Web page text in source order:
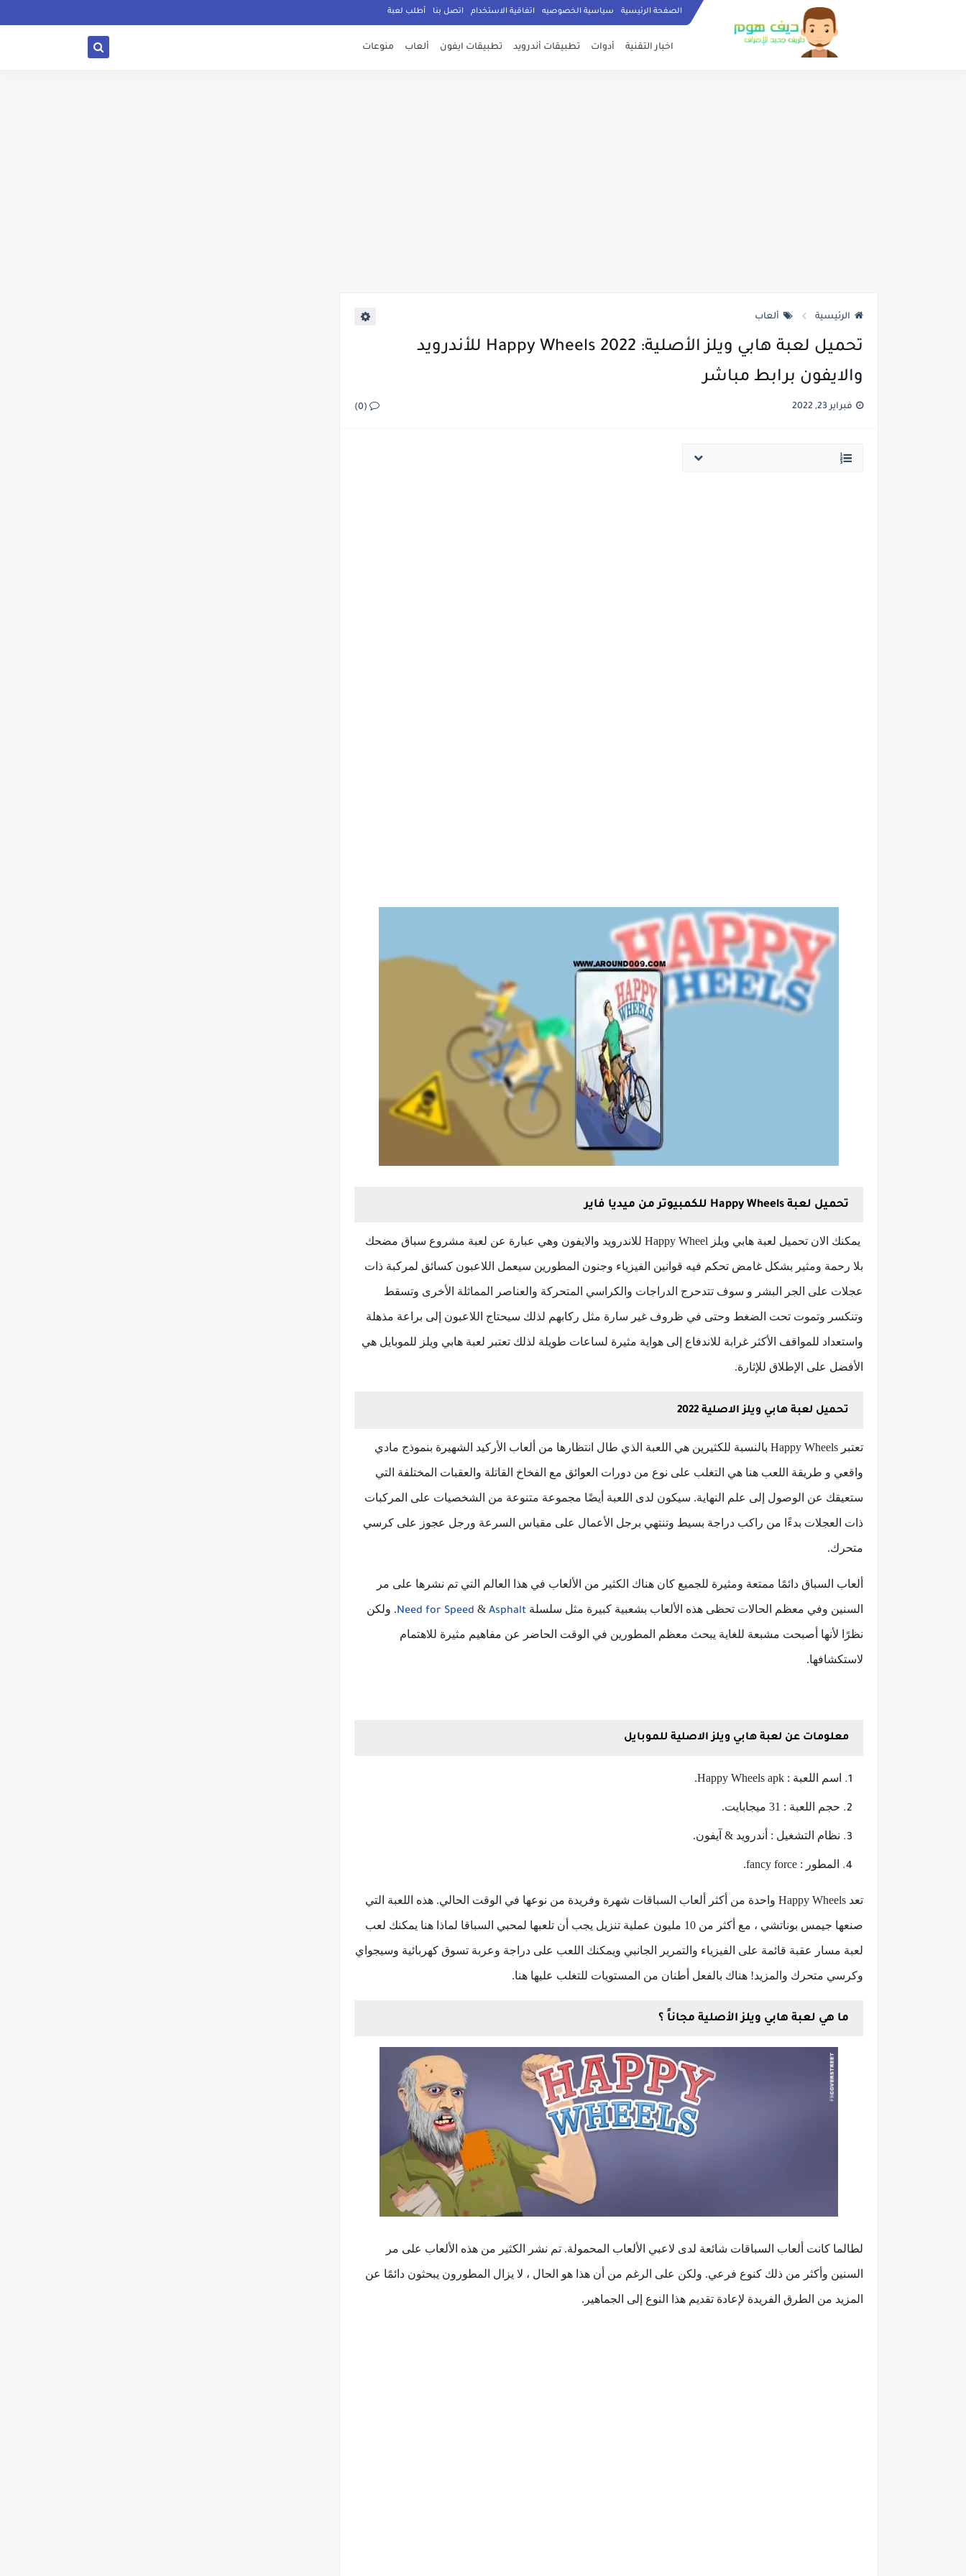
الصفحة الرئيسية سياسية الخصوصيه اتفاقية الاستخدام اتصل بنا أطلب لعبة
اخبار التقنية أدوات تطبيقات أندرويد تطبيقات ايفون ألعاب منوعات
الرئيسية ألعاب
تحميل لعبة هابي ويلز الأصلية: Happy Wheels 2022 للأندرويد
والايفون برابط مباشر
فبراير 23, 2022 (0)
تحميل لعبة Happy Wheels للكمبيوتر من ميديا فاير
يمكنك الان تحميل لعبة هابي ويلز Happy Wheel للاندرويد والايفون وهي عبارة عن لعبة مشروع سباق مضحك
بلا رحمة ومثير بشكل غامض تحكم فيه قوانين الفيزياء وجنون المطورين سيعمل اللاعبون كسائق لمركبة ذات
عجلات على الجر البشر و سوف تتدحرج الدراجات والكراسي المتحركة والعناصر المماثلة الأخرى وتسقط
وتنكسر وتموت تحت الضغط وحتى في ظروف غير سارة مثل ركابهم لذلك سيحتاج اللاعبون إلى براعة مذهلة
واستعداد للمواقف الأكثر غرابة للاندفاع إلى هواية مثيرة لساعات طويلة لذلك تعتبر لعبة هابي ويلز للموبايل هي
الأفضل على الإطلاق للإثارة.
تحميل لعبة هابي ويلز الاصلية 2022
تعتبر Happy Wheels بالنسبة للكثيرين هي اللعبة الذي طال انتظارها من ألعاب الأركيد الشهيرة بنموذج مادي
واقعي و طريقة اللعب هنا هي التغلب على نوع من دورات العوائق مع الفخاخ القاتلة والعقبات المختلفة التي
ستعيقك عن الوصول إلى علم النهاية. سيكون لدى اللعبة أيضًا مجموعة متنوعة من الشخصيات على المركبات
ذات العجلات بدءًا من راكب دراجة بسيط وتنتهي برجل الأعمال على مقياس السرعة ورجل عجوز على كرسي
متحرك.
ألعاب السباق دائمًا ممتعة ومثيرة للجميع كان هناك الكثير من الألعاب في هذا العالم التي تم نشرها على مر
السنين وفي معظم الحالات تحظى هذه الألعاب بشعبية كبيرة مثل سلسلة Need for Speed & Asphalt . ولكن
نظرًا لأنها أصبحت مشبعة للغاية يبحث معظم المطورين في الوقت الحاضر عن مفاهيم مثيرة للاهتمام
لاستكشافها.
معلومات عن لعبة هابي ويلز الاصلية للموبايل
اسم اللعبة : Happy Wheels apk.
حجم اللعبة : 31 ميجابايت.
نظام التشغيل : أندرويد & آيفون.
المطور : fancy force.
تعد Happy Wheels واحدة من أكثر ألعاب السباقات شهرة وفريدة من نوعها في الوقت الحالي. هذه اللعبة التي
صنعها جيمس بوناتشي ، مع أكثر من 10 مليون عملية تنزيل يجب أن تلعبها لمحبي السباقا لماذا هنا يمكنك لعب
لعبة مسار عقبة قائمة على الفيزياء والتمرير الجانبي ويمكنك اللعب على دراجة وعربة تسوق كهربائية وسيجواي
وكرسي متحرك والمزيد! هناك بالفعل أطنان من المستويات للتغلب عليها هنا.
ما هي لعبة هابي ويلز الأصلية مجاناً ؟
لطالما كانت ألعاب السباقات شائعة لدى لاعبي الألعاب المحمولة. تم نشر الكثير من هذه الألعاب على مر
السنين وأكثر من ذلك كنوع فرعي. ولكن على الرغم من أن هذا هو الحال ، لا يزال المطورون يبحثون دائمًا عن
المزيد من الطرق الفريدة لإعادة تقديم هذا النوع إلى الجماهير.